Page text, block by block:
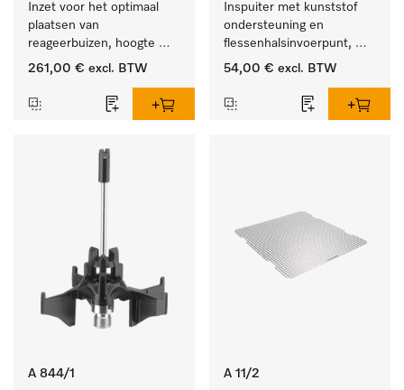
Inzet voor het optimaal
plaatsen van
reageerbuizen, hoogte
100 mm.
261,00 € excl. BTW
Inspuiter met kunststof
ondersteuning en
flessenhalsinvoerpunt,
ster, Ø 6, lengte 225 mm.
54,00 € excl. BTW
A 844/1 A 11/2